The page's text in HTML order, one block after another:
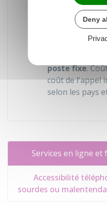
servicegratuit
opérateur
l'étranger :
poste fixe.
coût de l'appel
selon les pays
Services en ligne et
Accessibilité
sourdes ou
Deny